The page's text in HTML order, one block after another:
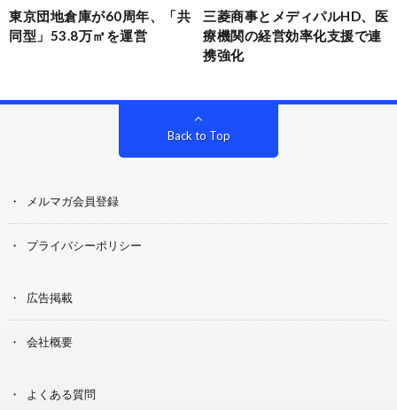
東京団地倉庫が60周年、「共
同型」53.8万㎡を運営
三菱商事とメディパルHD、医
療機関の経営効率化支援で連
携強化
Back to Top
メルマガ会員登録
プライバシーポリシー
広告掲載
会社概要
よくある質問